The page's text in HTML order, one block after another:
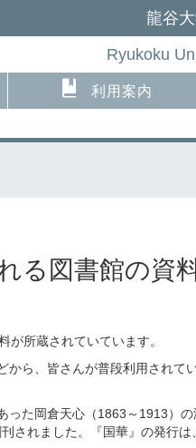
龍谷
Ryukoku
利用案内
る図書館の
所蔵されていています。
ら、皆さんが普段利用されて
た岡倉天心（1863～1913）
されました。『国華』の発行